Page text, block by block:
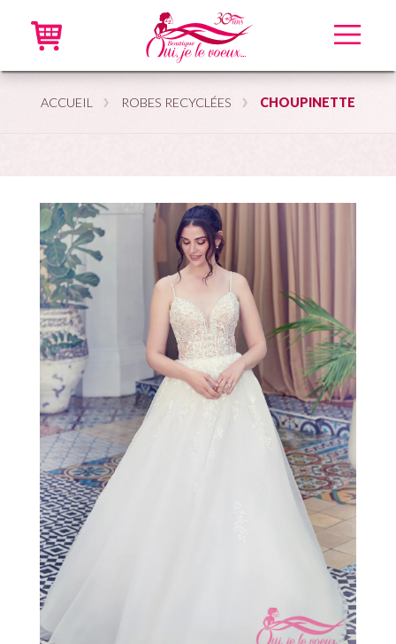
Accueil
Accessoires
En ligne
VIP
À propos
Prendre rendez-vous
ACCUEIL ROBES RECYCLÉES CHOUPINETTE